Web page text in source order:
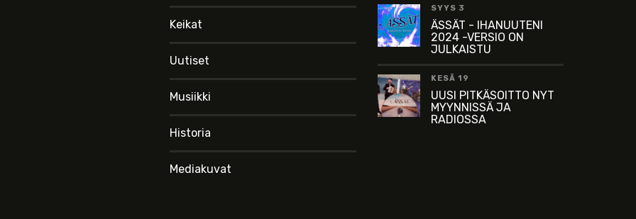
Keikat
Uutiset
Musiikki
Historia
Mediakuvat
SYYS 3
ÄSSÄT - IHANUUTENI
2024 -VERSIO ON
JULKAISTU
KESÄ 19
UUSI PITKÄSOITTO NYT
MYYNNISSÄ JA
RADIOSSA